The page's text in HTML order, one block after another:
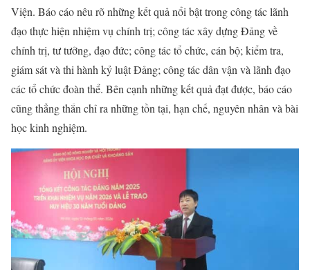
Viện. Báo cáo nêu rõ những kết quả nổi bật trong công tác lãnh
đạo thực hiện nhiệm vụ chính trị; công tác xây dựng Đảng về
chính trị, tư tưởng, đạo đức; công tác tổ chức, cán bộ; kiểm tra,
giám sát và thi hành kỷ luật Đảng; công tác dân vận và lãnh đạo
các tổ chức đoàn thể. Bên cạnh những kết quả đạt được, báo cáo
cũng thẳng thắn chỉ ra những tồn tại, hạn chế, nguyên nhân và bài
học kinh nghiệm.